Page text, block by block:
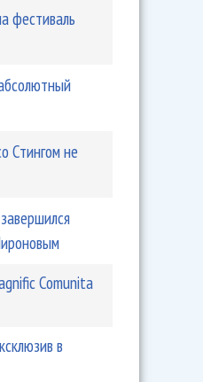
фестиваль
Стингом не
Comunita
в